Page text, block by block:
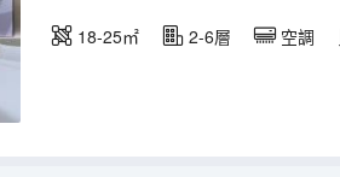
18-25㎡ 2-6層 空調